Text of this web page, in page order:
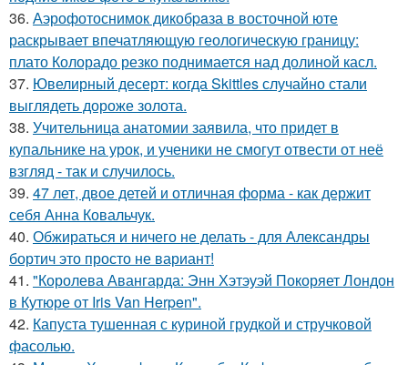
36. Аэрофотоснимок дикобpaза в восточной юте
раскрывает впечатляющую геологическую границу:
плато Колорадо резко поднимается над долиной касл.
37. Ювелирный десерт: когда Skittles случайно стали
выглядеть дороже золота.
38. Учительница анатомии заявила, что придет в
купальнике на урок, и ученики не смогут отвести от неё
взгляд - так и случилось.
39. 47 лет, двое детей и отличная форма - как держит
себя Анна Ковальчук.
40. Обжираться и ничего не делать - для Александры
бортич это просто не вариант!
41. "Королева Авангарда: Энн Хэтэуэй Покоряет Лондон
в Кутюре от Iris Van Herpen".
42. Капуста тушенная с куриной грудкой и стручковой
фасолью.